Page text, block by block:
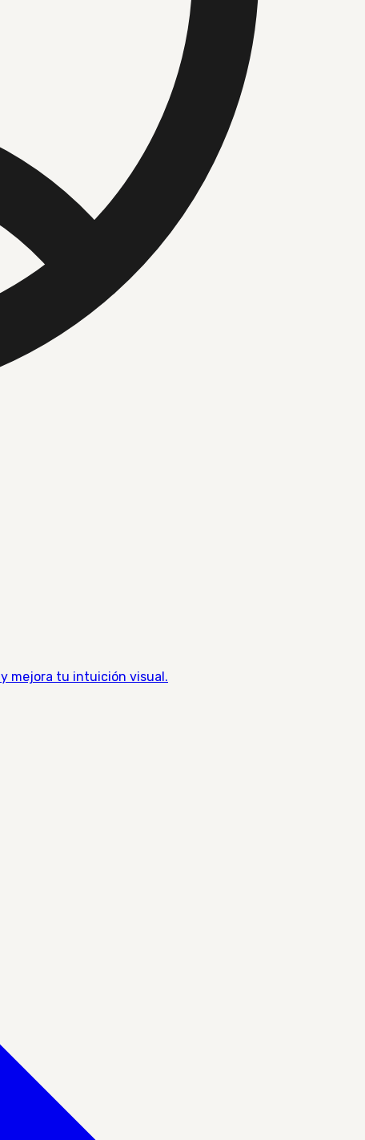
mejora tu intuición visual.